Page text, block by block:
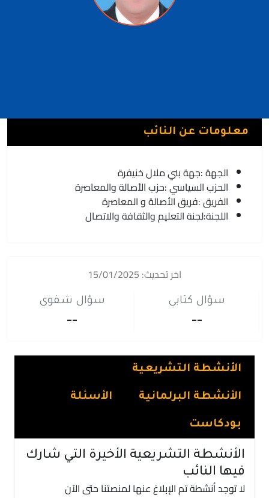
معلومات عن النائب
الجهة :جهة بني ملال خنيفرة
الحزب السياسي :حزب الأصالة والمعاصرة
الفريق :فريق الأصالة و المعاصرة
اللجنة:لجنة التعليم والثقافة والاتصال
اخر تحديث: 15/01/2025
سؤال كتابي
--
سؤال شفوي
--
الأنشطة التشريعية
الأنشطة البرلمانية الأسئلة
بودكاست
الأنشطة التشريعية الأخيرة التي شارك
فيها النائب
لا توجد أنشطة تم الإبلاغ عنها لمنصتنا حتى الآن